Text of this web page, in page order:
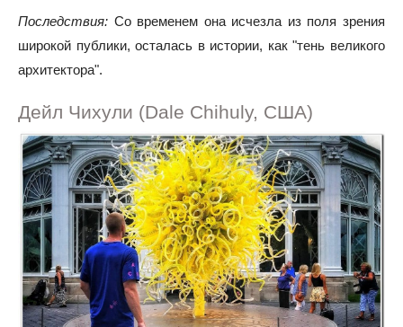
Последствия: Со временем она исчезла из поля зрения
широкой публики, осталась в истории, как "тень великого
архитектора".
Дейл Чихули (Dale Chihuly, США)